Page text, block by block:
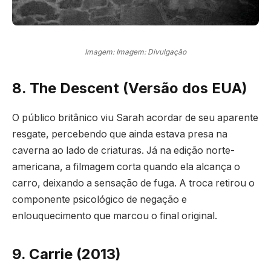
Imagem: Imagem: Divulgação
8. The Descent (Versão dos EUA)
O público britânico viu Sarah acordar de seu aparente
resgate, percebendo que ainda estava presa na
caverna ao lado de criaturas. Já na edição norte-
americana, a filmagem corta quando ela alcança o
carro, deixando a sensação de fuga. A troca retirou o
componente psicológico de negação e
enlouquecimento que marcou o final original.
9. Carrie (2013)